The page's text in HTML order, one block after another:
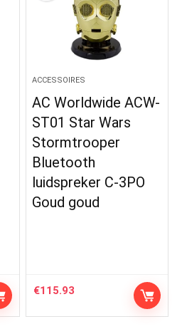
ACCESSOIRES
AC Worldwide ACW-
ST01 Star Wars
Stormtrooper
Bluetooth
luidspreker C-3PO
Goud goud
€115.93